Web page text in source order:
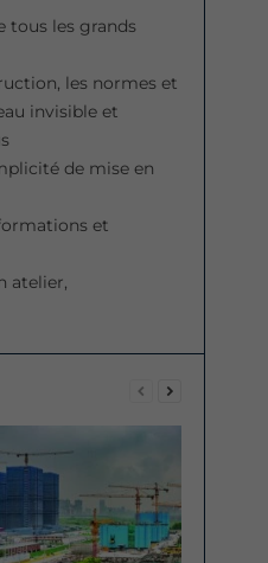
tous les grands
les normes et
invisible et
de mise en
et
atelier,